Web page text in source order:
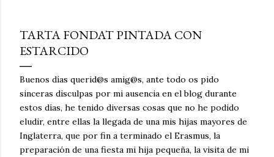
satisface. Estas alubias crujientes al horno van a cambiar
por completo tu forma de ver las legumbres. Olvídate de
asociar las alubias únicamente a los guisos tradicionales y
copiosos de invierno. Con esta receta simple pero
revolucionaria, transformaremos un ingrediente tan
humilde como la alubia de La Bañeza en un snack ligero,
dorado, cargado de proteína y 100% natural. Es el
sustituto perfecto a los frutos se...
TARTA FONDAT PINTADA CON
ESTARCIDO
Buenos días querid@s amig@s, ante todo os pido
sinceras disculpas por mi ausencia en el blog durante
estos días, he tenido diversas cosas que no he podido
eludir, entre ellas la llegada de una mis hijas mayores de
Inglaterra, que por fin a terminado el Erasmus, la
preparación de una fiesta mi hija pequeña, la visita de mi